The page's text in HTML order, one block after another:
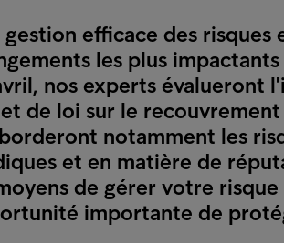
gestion efficace des
les plus
nos experts évalueront
de loi sur le
notamment les
et en matière de
de gérer votre
importante de